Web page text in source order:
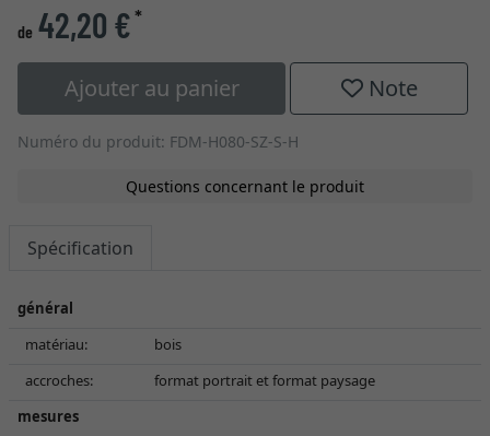
de 42,20 €*
Ajouter au panier Note
Numéro du produit: FDM-H080-SZ-S-H
Questions concernant le produit
Spécification
général
matériau:
bois
accroches:
format portrait et format paysage
mesures